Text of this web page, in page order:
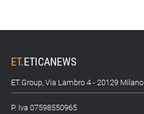
ET.ETICANEWS
ET.Group, Via Lambro 4 - 20129 Milano
P. Iva 07598550965